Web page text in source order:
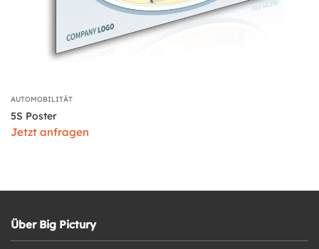
AUTOMOBILITÄT
5S Poster
Jetzt anfragen
Über Big Pictury